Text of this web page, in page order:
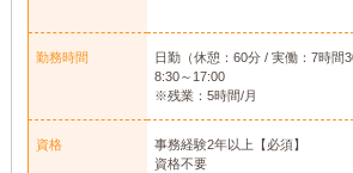
勤務時間
日勤（休憩：60分 / 実働：7時間
8:30～17:00
※残業：5時間/月
資格
事務経験2年以上【必須】
資格不要